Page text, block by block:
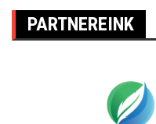
PARTNEREINK